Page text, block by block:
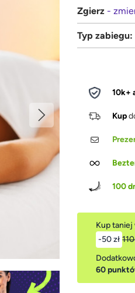
Zgierz -
Typ zabiegu:
10k+
Kup
100
Kup
-50 zł
60